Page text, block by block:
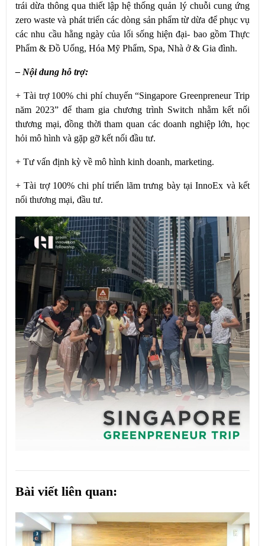
trái dừa thông qua thiết lập hệ thống quản lý chuỗi cung ứng
zero waste và phát triển các dòng sản phẩm từ dừa để phục vụ
các nhu cầu hằng ngày của lối sống hiện đại- bao gồm Thực
Phẩm & Đồ Uống, Hóa Mỹ Phẩm, Spa, Nhà ở & Gia đình.
– Nội dung hỗ trợ:
+ Tài trợ 100% chi phí chuyến “Singapore Greenpreneur Trip
năm 2023” để tham gia chương trình Switch nhằm kết nối
thương mại, đồng thời tham quan các doanh nghiệp lớn, học
hỏi mô hình và gặp gỡ kết nối đầu tư.
+ Tư vấn định kỳ về mô hình kinh doanh, marketing.
+ Tài trợ 100% chi phí triển lãm trưng bày tại InnoEx và kết
nối thương mại, đầu tư.
Bài viết liên quan: